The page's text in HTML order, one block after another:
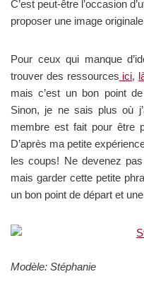
C’est peut-être l’occasion
proposer une image
Pour ceux qui manque
trouver des ressources ici,
mais c’est un bon point
Sinon, je ne sais plus où
membre est fait pour être
D’après ma petite
les coups! Ne devenez
mais garder cette petite
un bon point de départ et
Modèle: Stéphanie